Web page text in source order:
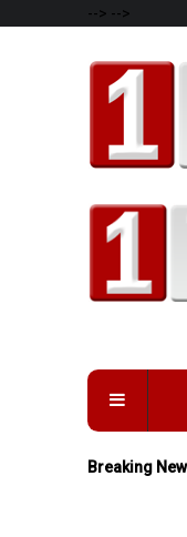
--> -->
Breaking